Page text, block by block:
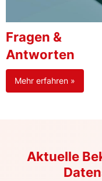
Fragen &
Antworten
Mehr erfahren »
Aktuelle